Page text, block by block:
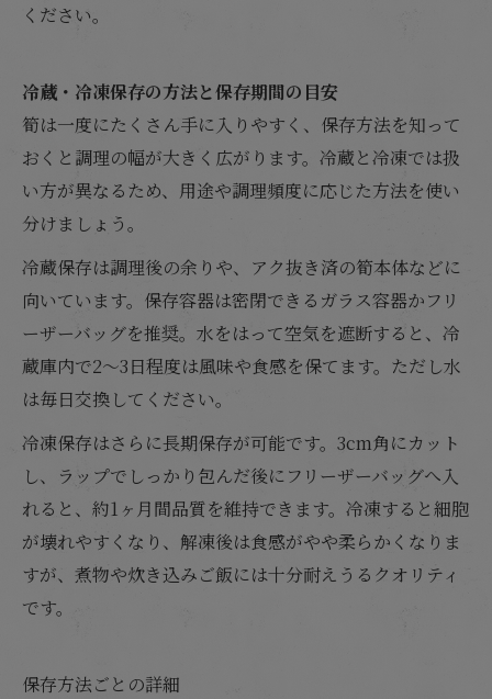
ください。
冷蔵・冷凍保存の方法と保存期間の目安
筍は一度にたくさん手に入りやすく、保存方法を知って
おくと調理の幅が大きく広がります。冷蔵と冷凍では扱
い方が異なるため、用途や調理頻度に応じた方法を使い
分けましょう。
冷蔵保存は調理後の余りや、アク抜き済の筍本体などに
向いています。保存容器は密閉できるガラス容器かフリ
ーザーバッグを推奨。水をはって空気を遮断すると、冷
蔵庫内で2〜3日程度は風味や食感を保てます。ただし水
は毎日交換してください。
冷凍保存はさらに長期保存が可能です。3cm角にカット
し、ラップでしっかり包んだ後にフリーザーバッグへ入
れると、約1ヶ月間品質を維持できます。冷凍すると細胞
が壊れやすくなり、解凍後は食感がやや柔らかくなりま
すが、煮物や炊き込みご飯には十分耐えうるクオリティ
です。
保存方法ごとの詳細